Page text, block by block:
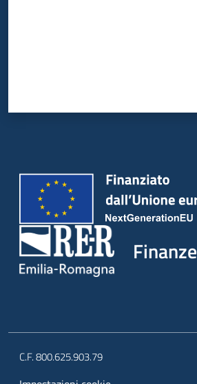
Finanze
C.F. 800.625.903.79